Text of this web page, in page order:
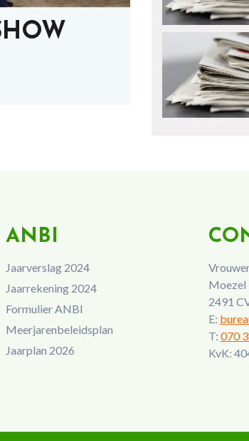
ANBI
Jaarverslag 2024
Jaarrekening 2024
Formulier ANBI
Meerjarenbeleidsplan
Jaarplan 2026
Moezel
2491
E:
T: 070
KvK: